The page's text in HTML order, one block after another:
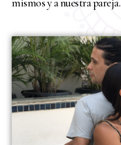
mismos y a nuestra pareja.